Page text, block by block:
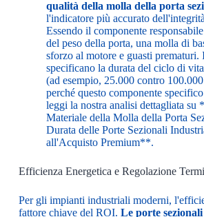
qualità della molla della porta
l'indicatore più accurato
Essendo il componente
del peso della porta, una molla di
sforzo al motore e guasti prematuri.
specificano la durata del ciclo di
(ad esempio, 25.000 contro
perché questo componente
leggi la nostra analisi dettagliata su
Materiale della Molla della Porta
Durata delle Porte Sezionali
all'Acquisto Premium**.
Efficienza Energetica e Regolazione
Per gli impianti industriali moderni,
fattore chiave del ROI. Le porte